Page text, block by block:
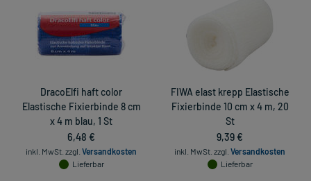
DracoElfi haft color
Elastische Fixierbinde 8 cm
x 4 m blau, 1 St
6,48 €
inkl. MwSt. zzgl. Versandkosten
Lieferbar
FIWA elast krepp Elastische
Fixierbinde 10 cm x 4 m, 20
St
9,39 €
inkl. MwSt. zzgl. Versandkosten
Lieferbar